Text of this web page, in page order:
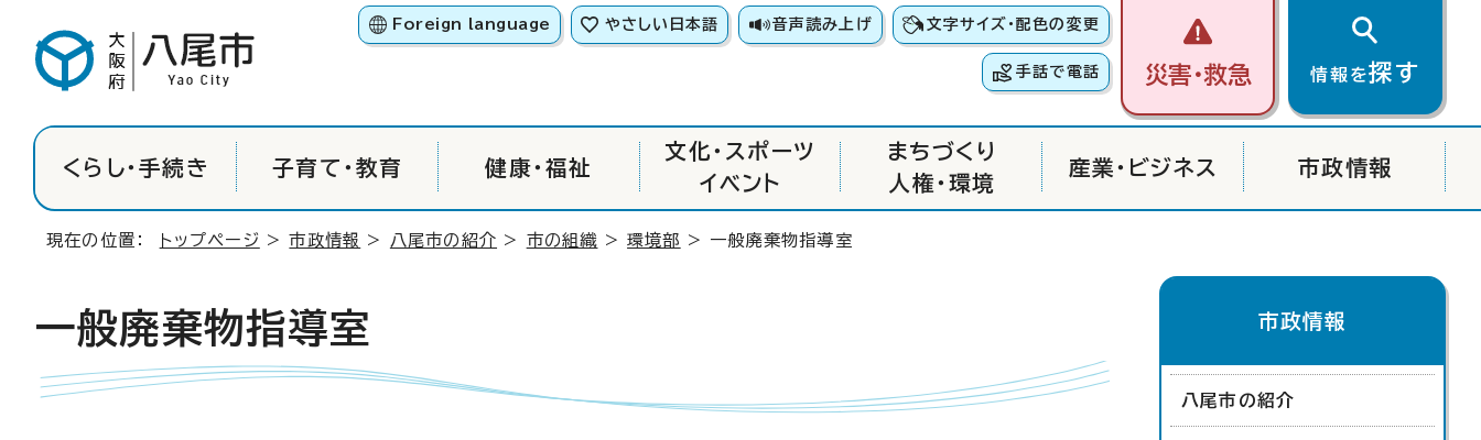
Foreign language やさしい日本語 音声読み上げ 文字サイズ・配色の変更
手話で電話 災害・救急 情報を探す
くらし・手続き 子育て・教育 健康・福祉
文化・スポーツ
イベント
まちづくり
人権・環境
産業・ビジネス 市政情報
現在の位置： トップページ >市政情報 > 八尾市の紹介 > 市の組織 >環境部 > 一般廃棄物指導室
一般廃棄物指導室 市政情報
八尾市の紹介